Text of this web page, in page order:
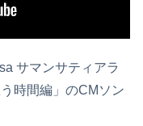
サマンサティアラ
時間編」のCMソン